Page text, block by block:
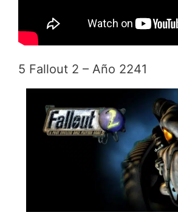
5 Fallout 2 – Año 2241